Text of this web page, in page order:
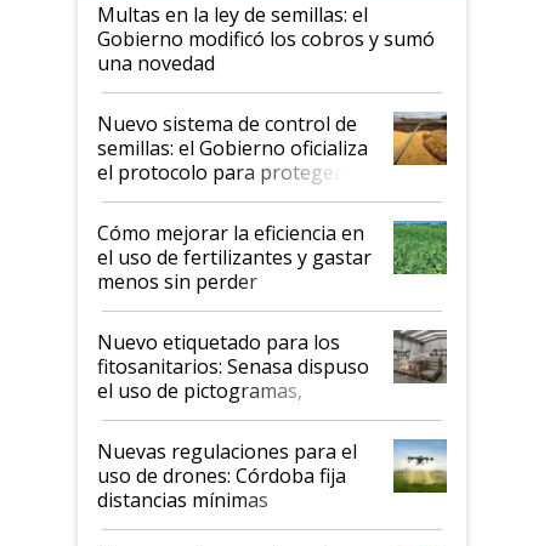
Multas en la ley de semillas: el
Gobierno modificó los cobros y sumó
una novedad
Nuevo sistema de control de
semillas: el Gobierno oficializa
el protocolo para proteger la
propiedad intelectual
Cómo mejorar la eficiencia en
el uso de fertilizantes y gastar
menos sin perder
productividad en la campaña
fina
Nuevo etiquetado para los
fitosanitarios: Senasa dispuso
el uso de pictogramas,
palabras de advertencia e
indicaciones
Nuevas regulaciones para el
uso de drones: Córdoba fija
distancias mínimas